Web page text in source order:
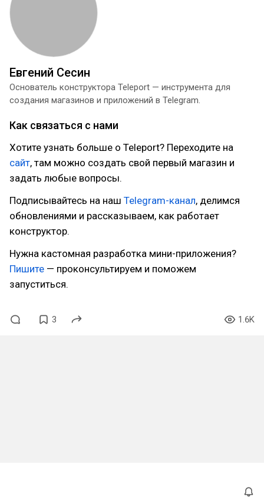
Евгений Сесин
Основатель конструктора Teleport — инструмента для
создания магазинов и приложений в Telegram.
Как связаться с нами
Хотите узнать больше о Teleport? Переходите на
сайт, там можно создать свой первый магазин и
задать любые вопросы.
Подписывайтесь на наш Telegram-канал, делимся
обновлениями и рассказываем, как работает
конструктор.
Нужна кастомная разработка мини-приложения?
Пишите — проконсультируем и поможем
запуститься.
3 1.6K